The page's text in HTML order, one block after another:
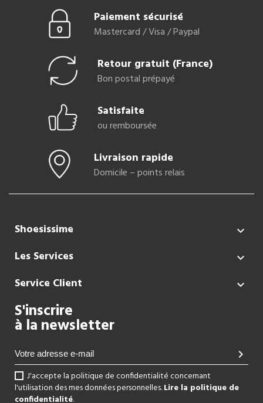
Paiement sécurisé
Mastercard / Visa / Paypal
Retour gratuit (France)
Bon postal prépayé
Satisfaite
ou remboursée
Livraison rapide
Domicile – points relais
Shoesissime 
Les Services 
Service Client 
S'inscrire
à la newsletter
chevron_right
J'accepte la politique de confidentialité concernant
l'utilisation des mes données personnelles.Lire la politique de
confidentialité.